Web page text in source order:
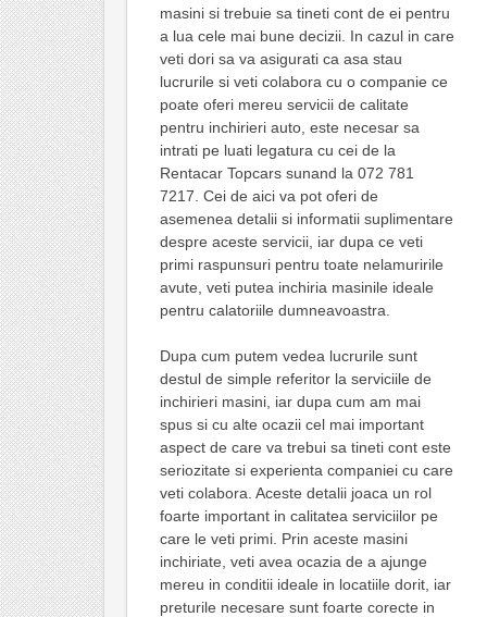
masini si trebuie sa tineti cont de ei pentru
a lua cele mai bune decizii. In cazul in care
veti dori sa va asigurati ca asa stau
lucrurile si veti colabora cu o companie ce
poate oferi mereu servicii de calitate
pentru inchirieri auto, este necesar sa
intrati pe luati legatura cu cei de la
Rentacar Topcars sunand la 072 781
7217. Cei de aici va pot oferi de
asemenea detalii si informatii suplimentare
despre aceste servicii, iar dupa ce veti
primi raspunsuri pentru toate nelamuririle
avute, veti putea inchiria masinile ideale
pentru calatoriile dumneavoastra.
Dupa cum putem vedea lucrurile sunt
destul de simple referitor la serviciile de
inchirieri masini, iar dupa cum am mai
spus si cu alte ocazii cel mai important
aspect de care va trebui sa tineti cont este
seriozitate si experienta companiei cu care
veti colabora. Aceste detalii joaca un rol
foarte important in calitatea serviciilor pe
care le veti primi. Prin aceste masini
inchiriate, veti avea ocazia de a ajunge
mereu in conditii ideale in locatiile dorit, iar
preturile necesare sunt foarte corecte in